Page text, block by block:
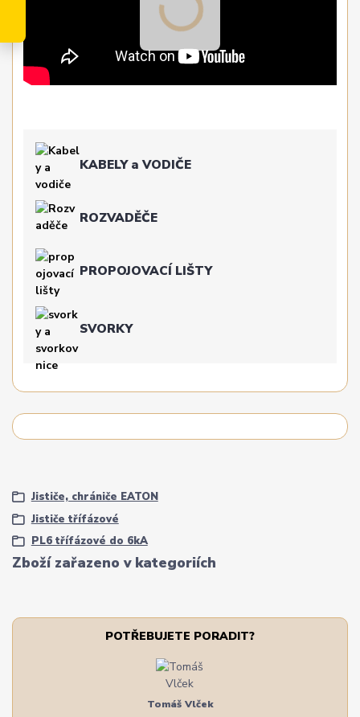
KABELY a VODIČE
ROZVADĚČE
PROPOJOVACÍ LIŠTY
SVORKY
Zboží zařazeno v kategoriích
Jističe, chrániče EATON
Jističe třífázové
PL6 třífázové do 6kA
POTŘEBUJETE PORADIT?
Tomáš Vlček